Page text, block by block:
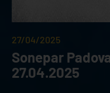
27/04/2025
Sonepar
27.04.2025